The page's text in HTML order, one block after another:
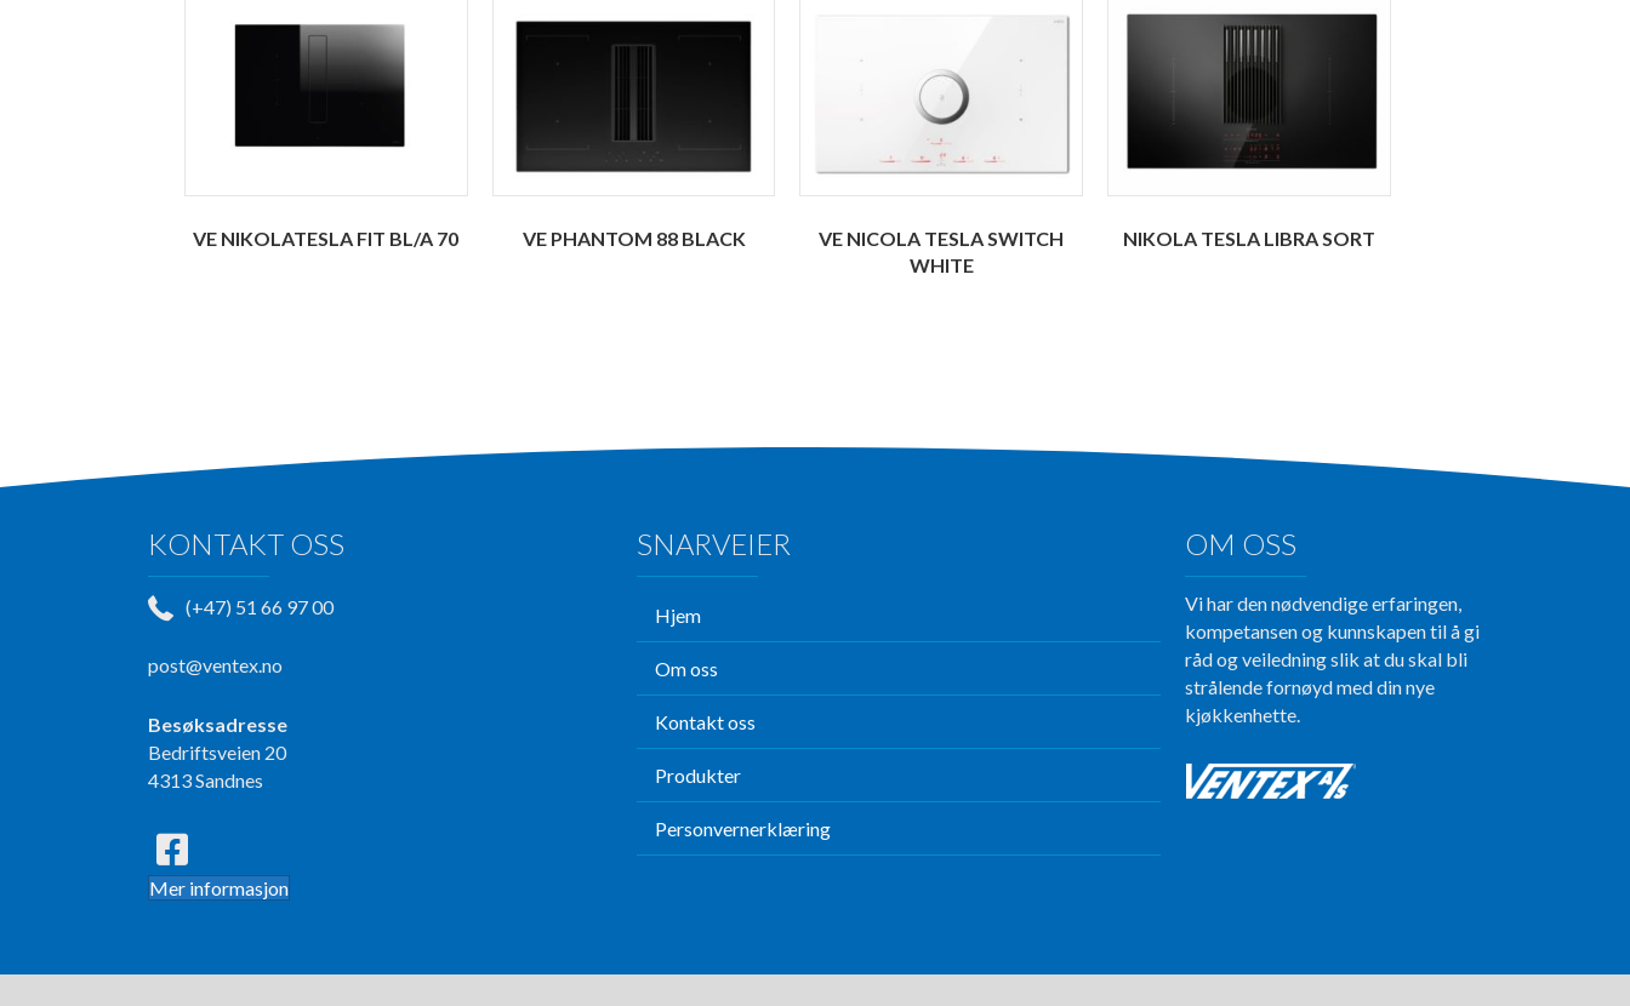
VE NIKOLATESLA FIT BL/A 70 VE PHANTOM 88 BLACK
VE NICOLA TESLA SWITCH
WHITE
NIKOLA TESLA LIBRA SORT
KONTAKT OSS
(+47) 51 66 97 00
post@ventex.no
Besøksadresse
Bedriftsveien 20
4313 Sandnes
Mer informasjon
SNARVEIER
Hjem
Om oss
Kontakt oss
Produkter
Personvernerklæring
OM OSS
Vi har den nødvendige erfaringen,
kompetansen og kunnskapen til å gi
råd og veiledning slik at du skal bli
strålende fornøyd med din nye
kjøkkenhette.